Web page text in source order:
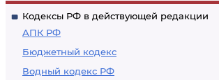
Кодексы РФ в действующей редакции
АПК РФ
Бюджетный кодекс
Водный кодекс РФ